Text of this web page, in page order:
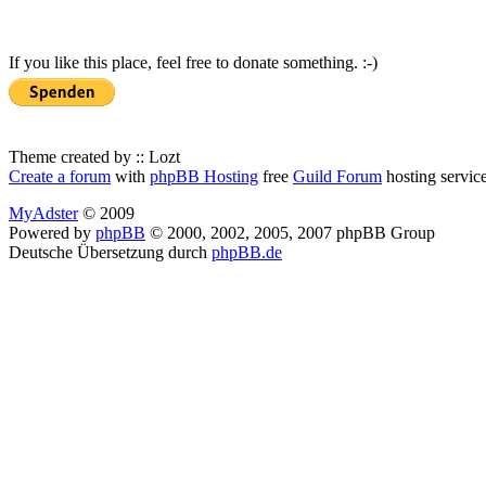
If you like this place, feel free to donate something. :-)
Theme created by :: Lozt
Create a forum with phpBB Hosting free Guild Forum hosting
MyAdster© 2009
Powered by phpBB © 2000, 2002, 2005, 2007 phpBB Group
Deutsche Übersetzung durch phpBB.de